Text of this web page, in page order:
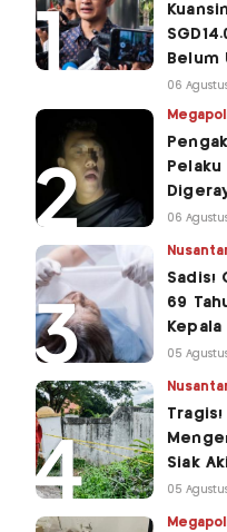
Belum
06
06
Sadis!
69
Kepala
05
Siak
05